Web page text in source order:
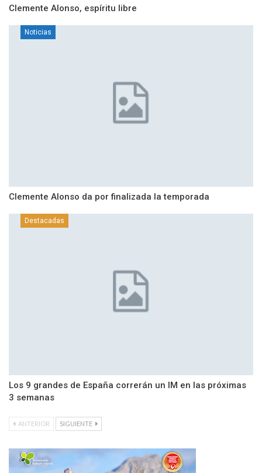
Clemente Alonso, espíritu libre
Noticias
Clemente Alonso da por finalizada la temporada
Destacadas
Los 9 grandes de España correrán un IM en las próximas
3 semanas
ANTERIOR SIGUIENTE